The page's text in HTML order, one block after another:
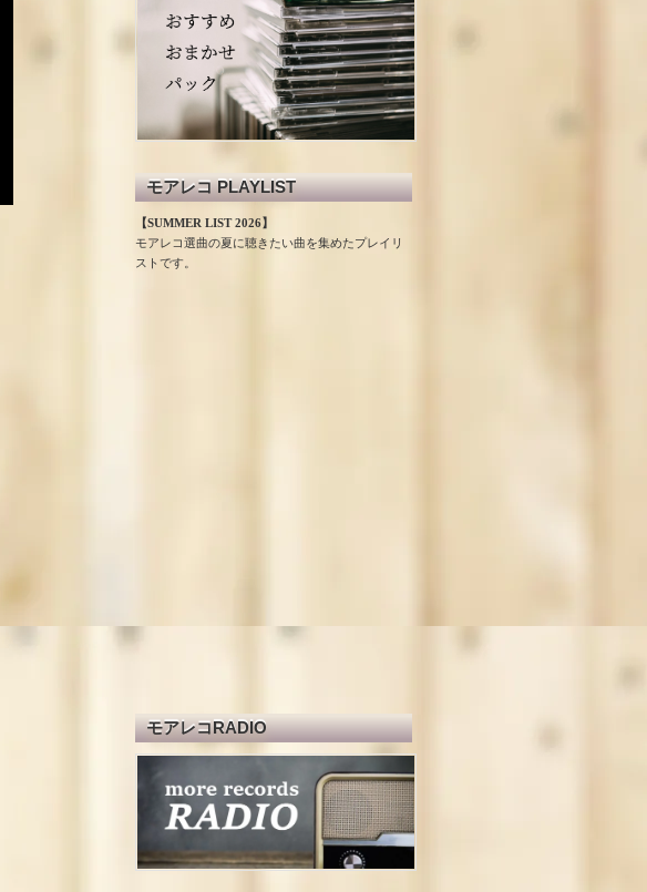
モアレコ PLAYLIST
【SUMMER LIST 2026】
モアレコ選曲の夏に聴きたい曲を集めたプレイリ
ストです。
モアレコRADIO